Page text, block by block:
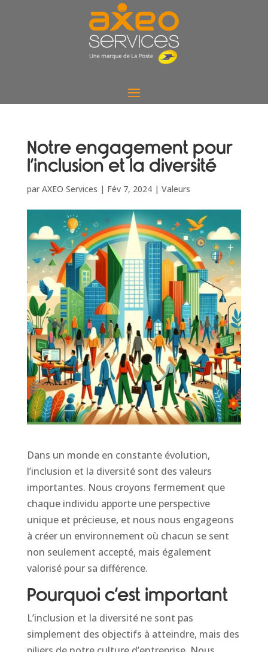
Notre engagement pour
l’inclusion et la diversité
par AXEO Services | Fév 7, 2024| Valeurs
Dans un monde en constante évolution,
l’inclusion et la diversité sont des valeurs
importantes. Nous croyons fermement que
chaque individu apporte une perspective
unique et précieuse, et nous nous engageons
à créer un environnement où chacun se sent
non seulement accepté, mais également
valorisé pour sa différence.
Pourquoi c’est important
L’inclusion et la diversité ne sont pas
simplement des objectifs à atteindre, mais des